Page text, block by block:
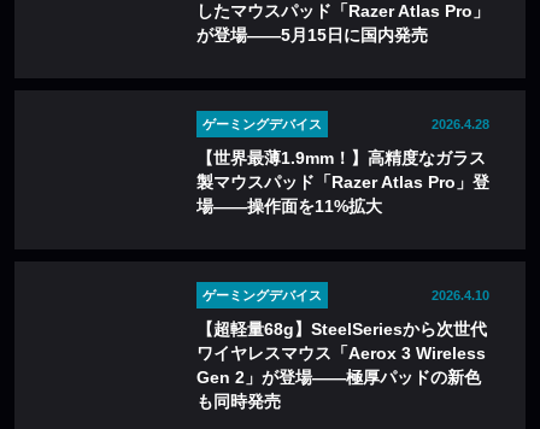
したマウスパッド「Razer Atlas Pro」
が登場——5月15日に国内発売
ゲーミングデバイス 2026.4.28
【世界最薄1.9mm！】高精度なガラス
製マウスパッド「Razer Atlas Pro」登
場——操作面を11%拡大
ゲーミングデバイス 2026.4.10
【超軽量68g】SteelSeriesから次世代
ワイヤレスマウス「Aerox 3 Wireless
Gen 2」が登場——極厚パッドの新色
も同時発売